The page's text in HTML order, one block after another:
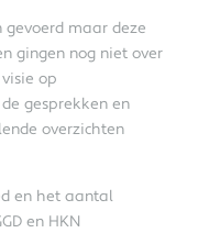
maar deze
gingen nog niet over
op
gesprekken en
overzichten
en het aantal
en HKN